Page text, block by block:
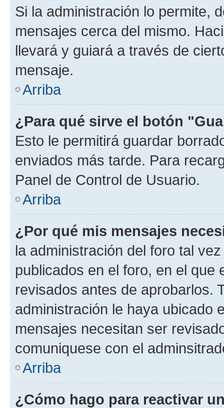
Si la administración lo permite,
mensajes cerca del mismo.
llevará y guiará a través de
mensaje.
Arriba
¿Para qué sirve el botón
Esto le permitirá guardar
enviados más tarde. Para
Panel de Control de Usuario.
Arriba
¿Por qué mis mensajes
la administración del foro tal
publicados en el foro, en el
revisados antes de aprobarlos.
administración le haya ubicado
mensajes necesitan ser
comuniquese con el
Arriba
¿Cómo hago para reactivar